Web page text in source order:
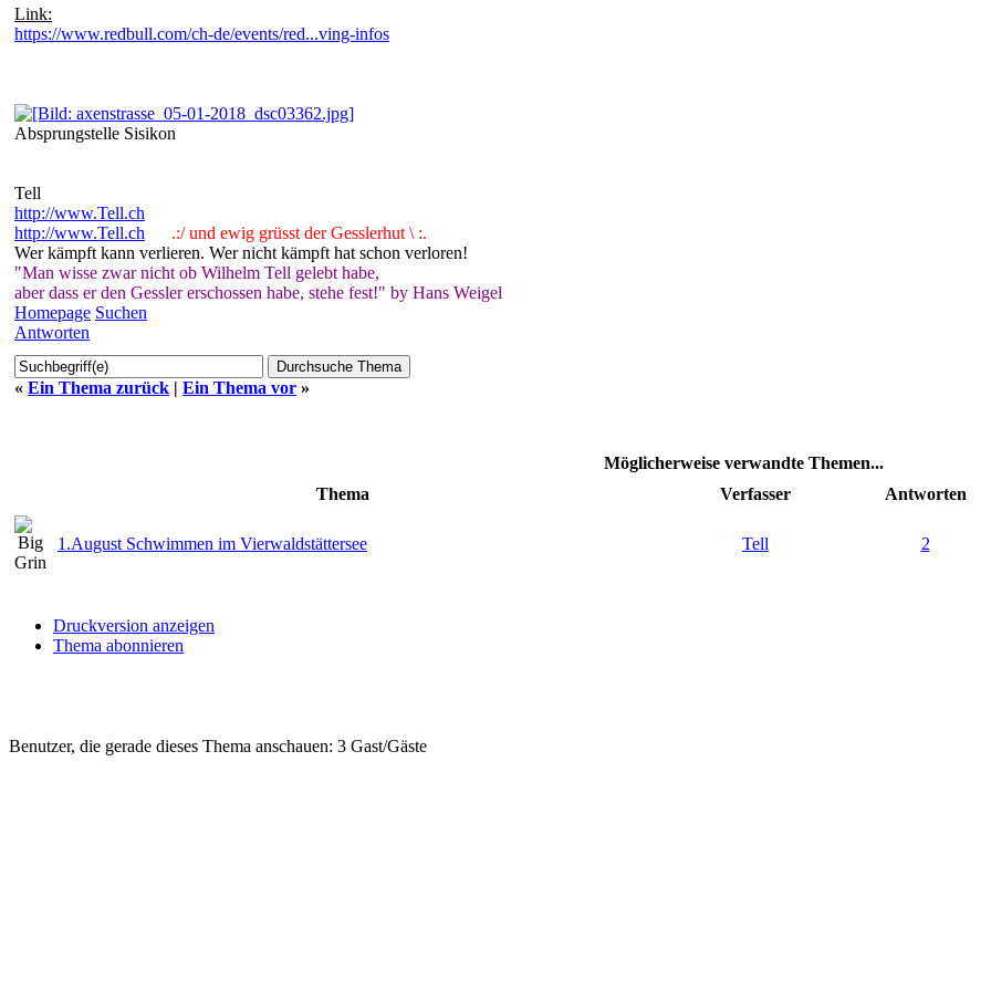
Link:
https://www.redbull.com/ch-de/events/red...ving-infos
Absprungstelle Sisikon
Tell
http://www.Tell.ch
http://www.Tell.ch
.:/ und ewig grüsst der Gesslerhut \ :.
Wer kämpft kann verlieren. Wer nicht kämpft hat schon verloren!
"Man wisse zwar nicht ob Wilhelm Tell gelebt habe,
aber dass er den Gessler erschossen habe, stehe fest!" by Hans Weigel
Homepage Suchen
Antworten
« Ein Thema zurück | Ein Thema vor »
Möglicherweise verwandte Themen...
Thema
Verfasser Antworten
1.August Schwimmen im Vierwaldstättersee Tell 2
Druckversion anzeigen
Thema abonnieren
Benutzer, die gerade dieses Thema anschauen: 3 Gast/Gäste